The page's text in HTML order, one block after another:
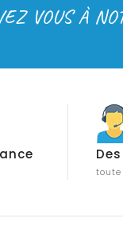
VOUS À
toute